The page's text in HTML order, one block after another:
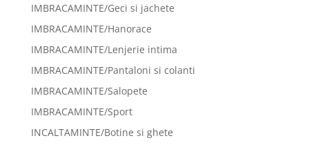
IMBRACAMINTE/Geci si jachete
IMBRACAMINTE/Hanorace
IMBRACAMINTE/Lenjerie intima
IMBRACAMINTE/Pantaloni si colanti
IMBRACAMINTE/Salopete
IMBRACAMINTE/Sport
INCALTAMINTE/Botine si ghete